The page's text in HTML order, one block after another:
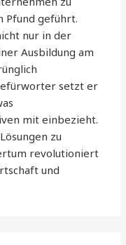
Pfund geführt.
nur in der
Ausbildung am
setzt er
mit einbezieht.
zu
revolutioniert
und